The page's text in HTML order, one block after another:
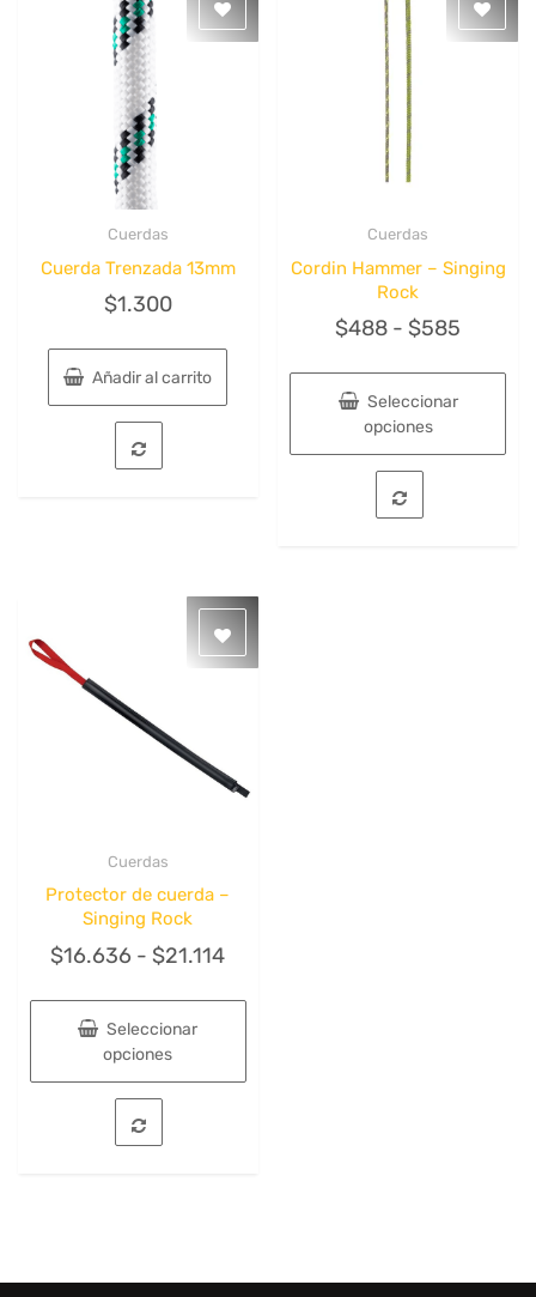
Cuerdas
Cuerda Trenzada 13mm
$1.300
Añadir al carrito
Cuerdas
Cordin Hammer – Singing
Rock
$488 - $585
$488
Seleccionar
opciones
Este
producto
tiene
Cuerdas
Protector de cuerda –
Singing Rock
$16.636 - $21.114Rango
$16.636
Seleccionar
opciones
Este
producto
tiene